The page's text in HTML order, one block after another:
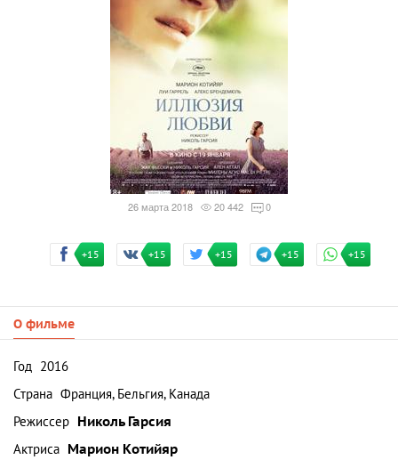
26 марта 2018 20 442 0
+15 +15 +15 +15 +15
О фильме
Год 2016
Страна Франция, Бельгия, Канада
Режиссер Николь Гарсия
Актриса Марион Котийяр